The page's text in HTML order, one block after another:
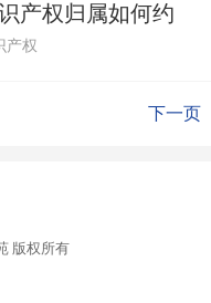
产权归属如何约
产权
下一页
版权所有